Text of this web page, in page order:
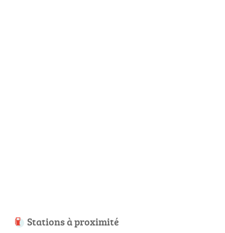
Stations à proximité